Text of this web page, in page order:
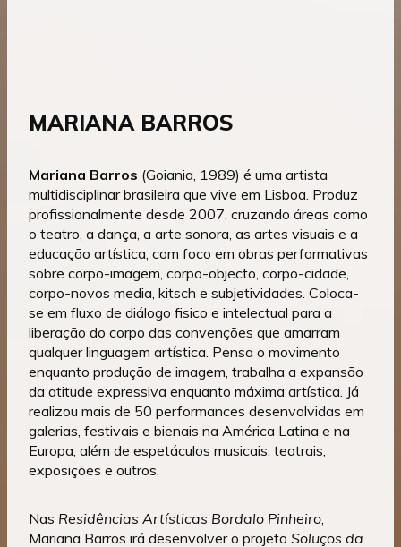
MARIANA BARROS
Mariana Barros (Goiania, 1989) é uma artista
multidisciplinar brasileira que vive em Lisboa. Produz
profissionalmente desde 2007, cruzando áreas como
o teatro, a dança, a arte sonora, as artes visuais e a
educação artística, com foco em obras performativas
sobre corpo-imagem, corpo-objecto, corpo-cidade,
corpo-novos media, kitsch e subjetividades. Coloca-
se em fluxo de diálogo fisico e intelectual para a
liberação do corpo das convenções que amarram
qualquer linguagem artística. Pensa o movimento
enquanto produção de imagem, trabalha a expansão
da atitude expressiva enquanto máxima artística. Já
realizou mais de 50 performances desenvolvidas em
galerias, festivais e bienais na América Latina e na
Europa, além de espetáculos musicais, teatrais,
exposições e outros.
Nas Residências Artísticas Bordalo Pinheiro,
Mariana Barros irá desenvolver o projeto Soluços da